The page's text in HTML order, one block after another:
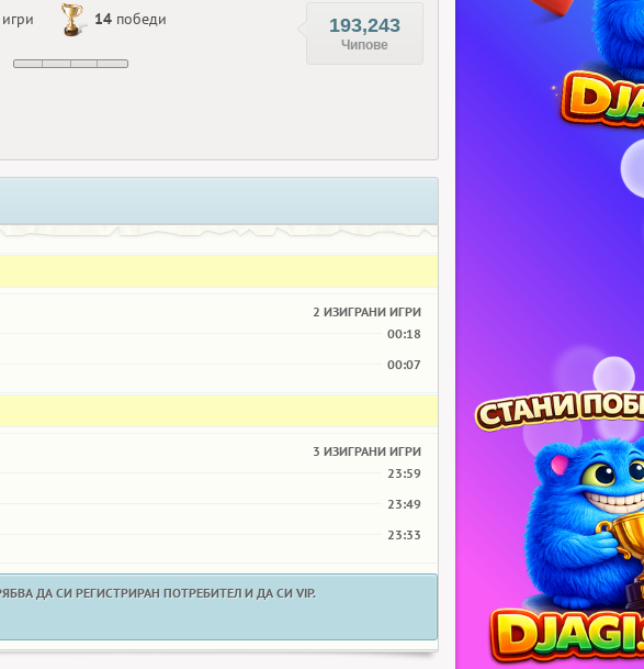
игри 14 победи 193,243
Чипове
2 ИЗИГРАНИ ИГРИ
00:18
00:07
3 ИЗИГРАНИ ИГРИ
23:59
23:49
23:33
ДА СИ РЕГИСТРИРАН ПОТРЕБИТЕЛ И ДА СИ VIP.